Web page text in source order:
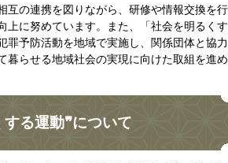
の連携を図りながら、研修や情報交換を行
上に努めています。また、「社会を明るくす
罪予防活動を地域で実施し、関係団体と協力
暮らせる地域社会の実現に向けた取組を進め
る運動❞について